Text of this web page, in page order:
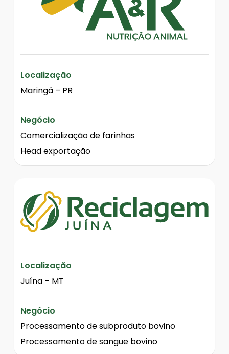
Localização
Maringá – PR
Negócio
Comercialização de farinhas
Head exportação
Localização
Juína – MT
Negócio
Processamento de subproduto bovino
Processamento de sangue bovino